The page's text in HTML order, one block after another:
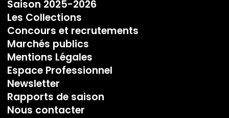
Saison 2025-2026
Les Collections
Concours et recrutements
Marchés publics
Mentions Légales
Espace Professionnel
Newsletter
Rapports de saison
Nous contacter